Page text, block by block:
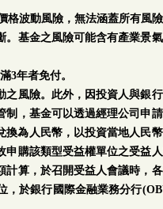
格波動風險，無法涵蓋所有風
基金之風險可能含有產業景氣
3年者免付。
風險。此外，因投資人與銀
，基金可以透過經理公司申
為人民幣，以投資當地人民
購該類型受益權單位之受益
算，於召開受益人會議時，
，於銀行國際金融業務分行